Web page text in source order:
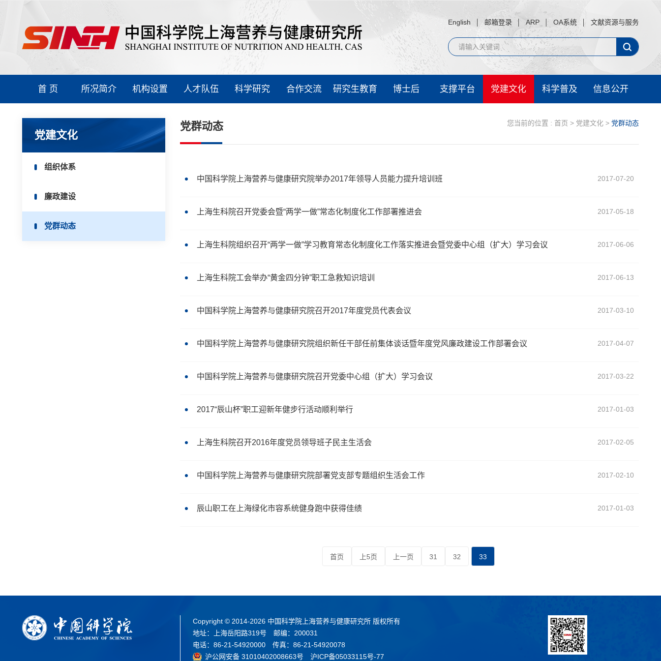
English 邮箱登录 ARP OA系统 文献资源与服务
首 页 所况简介 机构设置 人才队伍 科学研究 合作交流 研究生教育 博士后 支撑平台 党建文化 科学普及 信息公开
党建文化
组织体系
廉政建设
党群动态
党群动态 您当前的位置 : 首页 > 党建文化 > 党群动态
中国科学院上海营养与健康研究院举办2017年领导人员能力提升培训班 2017-07-20
上海生科院召开党委会暨“两学一做”常态化制度化工作部署推进会 2017-05-18
上海生科院组织召开“两学一做”学习教育常态化制度化工作落实推进会暨党委中心组（扩大）学习会议 2017-06-06
上海生科院工会举办“黄金四分钟”职工急救知识培训 2017-06-13
中国科学院上海营养与健康研究院召开2017年度党员代表会议 2017-03-10
中国科学院上海营养与健康研究院组织新任干部任前集体谈话暨年度党风廉政建设工作部署会议 2017-04-07
中国科学院上海营养与健康研究院召开党委中心组（扩大）学习会议 2017-03-22
2017“辰山杯”职工迎新年健步行活动顺利举行 2017-01-03
上海生科院召开2016年度党员领导班子民主生活会 2017-02-05
中国科学院上海营养与健康研究院部署党支部专题组织生活会工作 2017-02-10
辰山职工在上海绿化市容系统健身跑中获得佳绩 2017-01-03
首页 上5页 上一页 31 32 33
Copyright © 2014-2026 中国科学院上海营养与健康研究所 版权所有
地址：上海岳阳路319号 邮编：200031
电话：86-21-54920000 传真：86-21-54920078
沪公网安备 31010402008663号
沪ICP备05033115号-77